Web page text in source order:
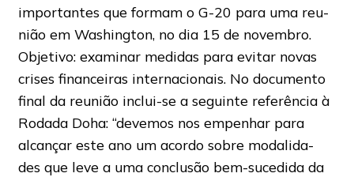
importantes que formam o G-20 para uma reu-
nião em Washington, no dia 15 de novembro.
Objetivo: examinar medidas para evitar novas
crises financeiras internacionais. No documento
final da reunião inclui-se a seguinte referência à
Rodada Doha: “devemos nos empenhar para
alcançar este ano um acordo sobre modalida-
des que leve a uma conclusão bem-sucedida da